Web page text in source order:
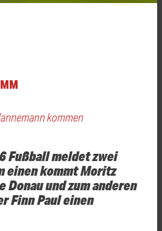
kommen
Fußball meldet zwei
einen kommt Moritz
Donau und zum anderen
Finn Paul einen